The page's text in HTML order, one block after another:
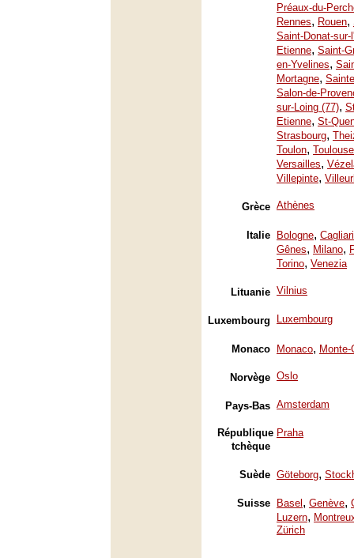
Préaux-du-
Rennes, Rouen,
Saint-Donat-sur-
Etienne, Saint-
en-Yvelines,
Mortagne,
Salon-de-
sur-Loing (77),
Etienne, St-
Strasbourg,
Toulon, Toulouse
Versailles,
Villepinte,
Grèce Athènes
Italie Bologne, Cagliari
Gênes, Milano,
Torino, Venezia
Lituanie Vilnius
Luxembourg Luxembourg
Monaco Monaco, Monte-
Norvège Oslo
Pays-Bas Amsterdam
République
tchèque
Praha
Suède Göteborg,
Suisse Basel , Genève,
Luzern,
Zürich